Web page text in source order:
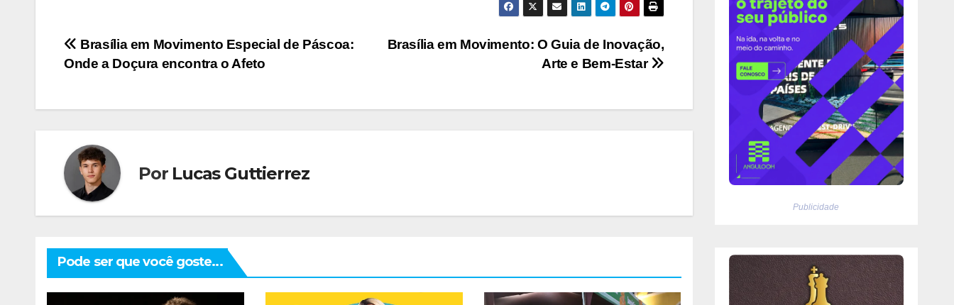
Navegação
Post
Brasília em Movimento: O Guia de Inovação,
Arte e Bem-Estar
Brasília em Movimento Especial de Páscoa:
Onde a Doçura encontra o Afeto
Por Lucas Guttierrez
Pode ser que você goste...
Publicidade